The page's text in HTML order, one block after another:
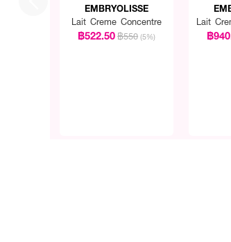
EMBRYOLISSE
Lait Creme Concentre
฿522.50฿550 (5%)
Lait
฿